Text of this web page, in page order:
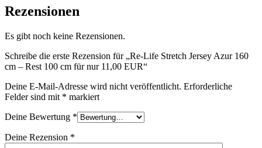
Rezensionen
Es gibt noch keine Rezensionen.
Schreibe die erste Rezension für „Re-Life Stretch Jersey Azur 160
cm – Rest 100 cm für nur 11,00 EUR“
Deine E-Mail-Adresse wird nicht veröffentlicht. Erforderliche
Felder sind mit * markiert
Deine Bewertung *
Deine Rezension *